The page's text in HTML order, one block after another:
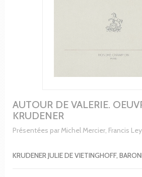
AUTOUR DE VALERIE.
KRUDENER
Présentées par Michel Mercier, Francis
KRUDENER JULIE DE VIETINGHOFF,